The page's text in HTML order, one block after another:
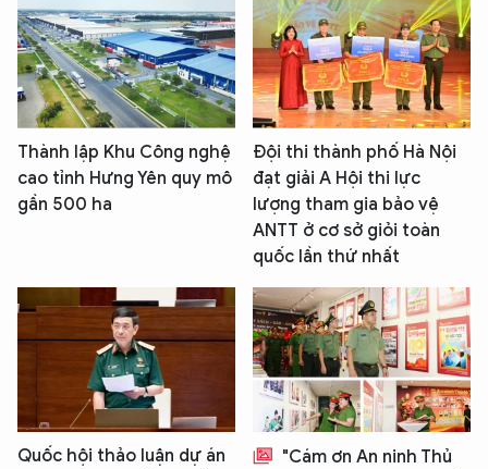
Thành lập Khu Công nghệ
cao tỉnh Hưng Yên quy mô
gần 500 ha
Đội thi thành phố Hà Nội
đạt giải A Hội thi lực
lượng tham gia bảo vệ
ANTT ở cơ sở giỏi toàn
quốc lần thứ nhất
Quốc hội thảo luận dự án
"Cám ơn An ninh Thủ